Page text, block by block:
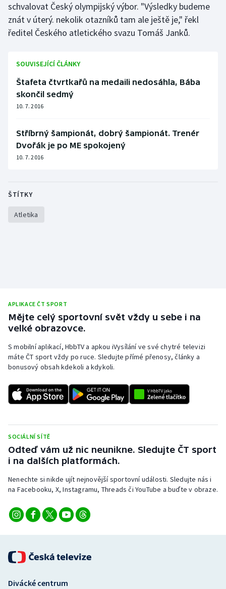
Olympijské hry
Parasport
Plážový volejbal
Ragby
Rychlobruslení
Rychlostní kanoistika
Vodní slalom
Volejbal
Ostatní
schvalovat Český olympijský výbor. "Výsledky budeme
znát v úterý. nekolik otazníků tam ale ještě je," řekl
ředitel Českého atletického svazu Tomáš Janků.
SOUVISEJÍCÍ ČLÁNKY
Štafeta čtvrtkařů na medaili nedosáhla, Bába
skončil sedmý
10. 7. 2016
Stříbrný šampionát, dobrý šampionát. Trenér
Dvořák je po ME spokojený
10. 7. 2016
ŠTÍTKY
Atletika
APLIKACE ČT SPORT
Mějte celý sportovní svět vždy u sebe i na
velké obrazovce.
S mobilní aplikací, HbbTV a apkou iVysílání ve své chytré televizi
máte ČT sport vždy po ruce. Sledujte přímé přenosy, články a
bonusový obsah kdekoli a kdykoli.
SOCIÁLNÍ SÍTĚ
Odteď vám už nic neunikne. Sledujte ČT sport
i na dalších platformách.
Nenechte si nikde ujít nejnovější sportovní události. Sledujte nás i
na Facebooku, X, Instagramu, Threads či YouTube a buďte v obraze.
Divácké centrum